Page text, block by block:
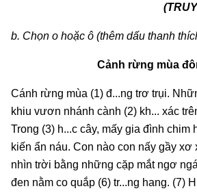
b. Chọn o hoặc ô (thêm dấu thanh
Cảnh rừng mùa
Cánh rừng mùa (1) đ...ng trơ trụi.
khiu vươn nhánh cành (2) kh... xác
Trong (3) h...c cây, mấy gia đình chim
kiến ẩn náu. Con nào con nấy gầy xơ
nhìn trời bằng những cặp mắt ngơ
đen nằm co quắp (6) tr...ng hang. (7)